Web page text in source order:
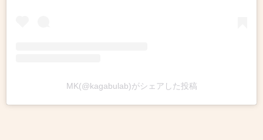
MK(@kagabulab)がシェアした投稿